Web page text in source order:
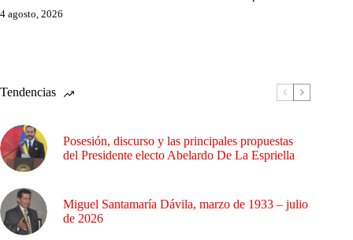
4 agosto, 2026
Tendencias
Posesión, discurso y las principales propuestas
del Presidente electo Abelardo De La Espriella
Miguel Santamaría Dávila, marzo de 1933 – julio
de 2026